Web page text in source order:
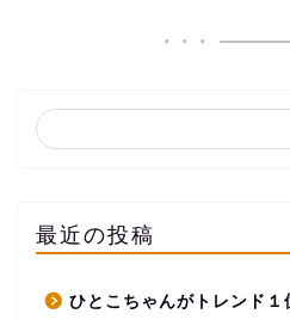
最近の投稿
ひとこちゃんがトレンド１